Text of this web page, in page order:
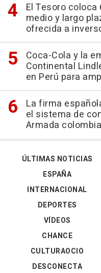
El Tesoro
medio y largo
ofrecida a
Coca-Cola y la
Continental
en Perú para
La firma
el sistema de
Armada
ÚLTIMAS NOTICIAS
ESPAÑA
INTERNACIONAL
DEPORTES
VÍDEOS
CHANCE
CULTURAOCIO
DESCONECTA